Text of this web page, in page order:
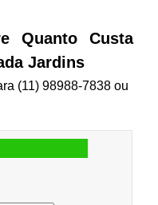
Quanto Custa
Jardins
(11) 98988-7838ou